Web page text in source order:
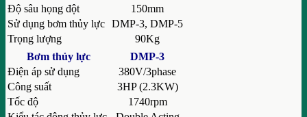
Độ sâu họng đột
150mm
Sử dụng bơm thủy lực DMP-3, DMP-5
Trọng lượng
90Kg
Bơm thủy lực
DMP-3
Điện áp sử dụng
380V/3phase
Công suất
3HP (2.3KW)
Tốc độ
1740rpm